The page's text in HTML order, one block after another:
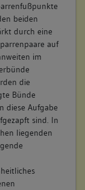
beiden
durch eine
auf
im
die
Bünde
diese Aufgabe
sind. In
liegenden